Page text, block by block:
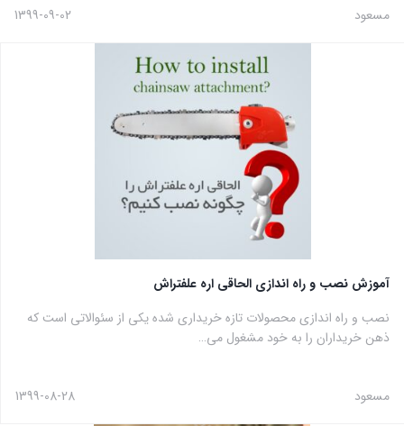
مسعود 1399-09-02
آموزش نصب و راه اندازی الحاقی اره علفتراش
نصب و راه اندازی محصولات تازه خریداری شده یکی از سئوالاتی است که
ذهن خریداران را به خود مشغول می…
مسعود 1399-08-28